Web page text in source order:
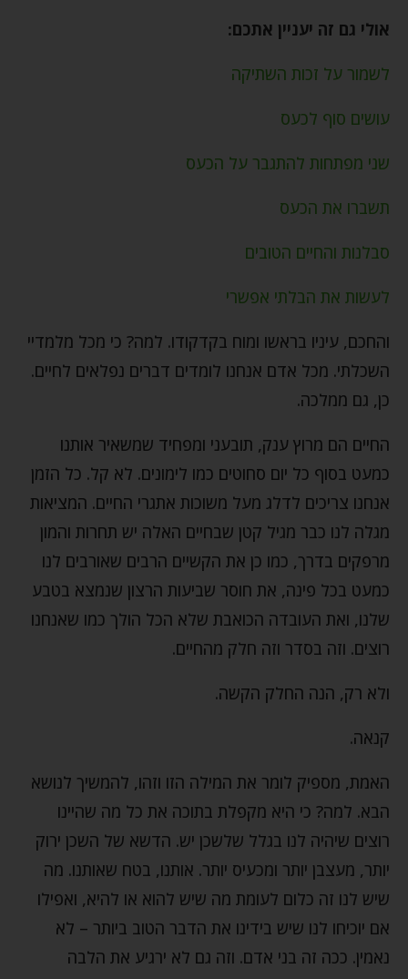
אולי גם זה יעניין אתכם:
לשמור על זכות השתיקה
עושים סוף לכעס
שני מפתחות להתגבר על הכעס
תשברו את הכעס
סבלנות והחיים הטובים
לעשות את הבלתי אפשרי
והחכם, עיניו בראשו ומוח בקדקודו. למה? כי מכל מלמדיי
השכלתי. מכל אדם אנחנו לומדים דברים נפלאים לחיים.
כן, גם ממלכה.
החיים הם מרוץ ענק, תובעני ומפחיד שמשאיר אותנו
כמעט בסוף כל יום סחוטים כמו לימונים. לא קל. כל הזמן
אנחנו צריכים לדלג מעל משוכות אתגרי החיים. המציאות
מגלה לנו כבר מגיל קטן שבחיים האלה יש תחרות והמון
מרפקים בדרך, כמו כן את הקשיים הרבים שאורבים לנו
כמעט בכל פינה, את חוסר שביעות הרצון שנמצא בטבע
שלנו, ואת העובדה הכואבת שלא הכל הולך כמו שאנחנו
רוצים. וזה בסדר וזה חלק מהחיים.
ולא רק, הנה החלק הקשה.
קנאה.
האמת, מספיק לומר את המילה הזו וזהו, להמשיך לנושא
הבא. למה? כי היא מקפלת בתוכה את כל מה שהיינו
רוצים שיהיה לנו בגלל שלשכן יש. הדשא של השכן ירוק
יותר, מעצבן יותר ומכעיס יותר. אותנו, בטח שאותנו. מה
שיש לנו זה כלום לעומת מה שיש להוא או להיא, ואפילו
אם יוכיחו לנו שיש בידינו את הדבר הטוב ביותר – לא
נאמין. ככה זה בני אדם. וזה גם לא ירגיע את הלבה